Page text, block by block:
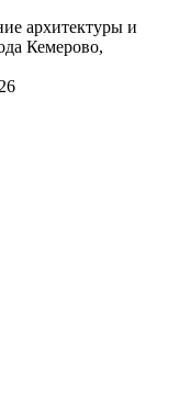
архитектуры и
Кемерово,